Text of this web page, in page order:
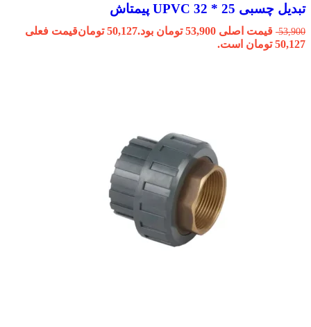
تبدیل چسبی 25 * 32 UPVC پیمتاش
53,900 قیمت اصلی 53,900 تومان بود. 50,127 تومانقیمت فعلی
50,127 تومان است.